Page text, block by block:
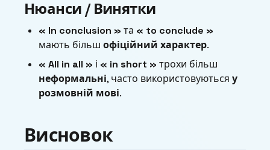
Нюанси / Винятки
« In conclusion » та « to conclude »
мають більш офіційний характер.
« All in all » і « in short » трохи більш
неформальні, часто використовуються у
розмовній мові.
Висновок